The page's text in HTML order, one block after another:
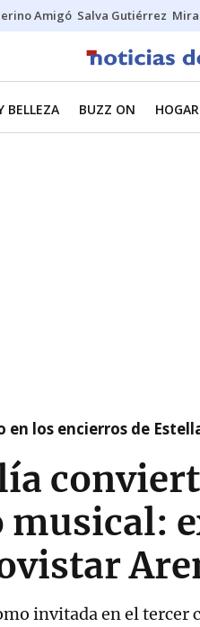
Amigó Salva Gutiérrez
BELLEZA BUZZ ON
en los encierros de
invitada en el